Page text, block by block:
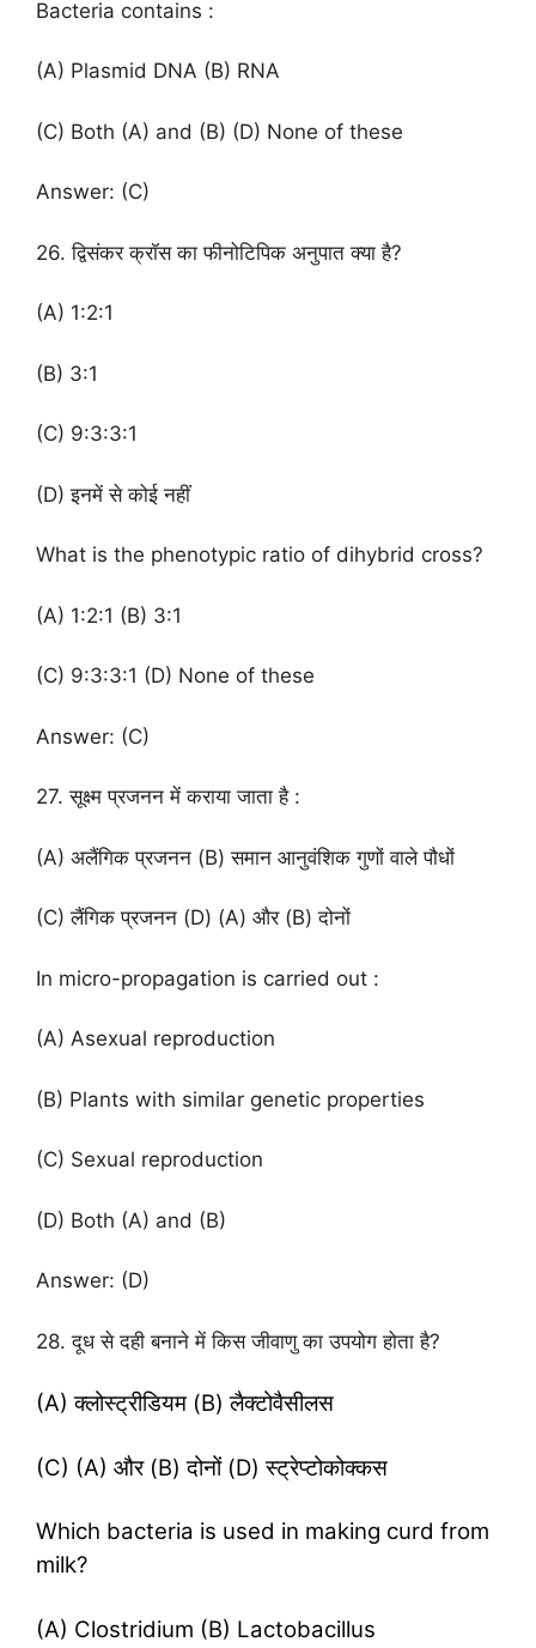
Bacteria contains :
(A) Plasmid DNA (B) RNA
(C) Both (A) and (B) (D) None of these
Answer: (C)
26. द्विसंकर क्रॉस का फीनोटिपिक अनुपात क्या है?
(A) 1:2:1
(B) 3:1
(C) 9:3:3:1
(D) इनमें से कोई नहीं
What is the phenotypic ratio of dihybrid cross?
(A) 1:2:1 (B) 3:1
(C) 9:3:3:1 (D) None of these
Answer: (C)
27. सूक्ष्म प्रजनन में कराया जाता है :
(A) अलैंगिक प्रजनन (B) समान आनुवंशिक गुणों वाले पौधों
(C) लैंगिक प्रजनन (D) (A) और (B) दोनों
In micro-propagation is carried out :
(A) Asexual reproduction
(B) Plants with similar genetic properties
(C) Sexual reproduction
(D) Both (A) and (B)
Answer: (D)
28. दूध से दही बनाने में किस जीवाणु का उपयोग होता है?
(A) क्लोस्ट्रीडियम (B) लैक्टोवैसीलस
(C) (A) और (B) दोनों (D) स्ट्रेप्टोकोक्कस
Which bacteria is used in making curd from
milk?
(A) Clostridium (B) Lactobacillus